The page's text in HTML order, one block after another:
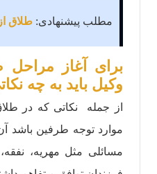
مطلب پیشنهادی: طلاق
برای آغاز مراحل
وکیل باید به چه
از جمله نکاتی که در
موارد توجه طرفین
مسائلی مثل مهریه،